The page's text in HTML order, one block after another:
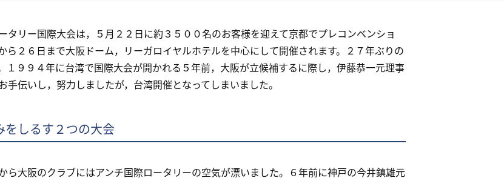
タリー国際大会は，５月２２日に約３５００名のお客様を迎えて京都でプレコンベンショ
ら２６日まで大阪ドーム，リーガロイヤルホテルを中心にして開催されます。２７年ぶりの
１９９４年に台湾で国際大会が開かれる５年前，大阪が立候補するに際し，伊藤恭一元理事
手伝いし，努力しましたが，台湾開催となってしまいました。
をしるす２つの大会
ら大阪のクラブにはアンチ国際ロータリーの空気が漂いました。６年前に神戸の今井鎮雄元